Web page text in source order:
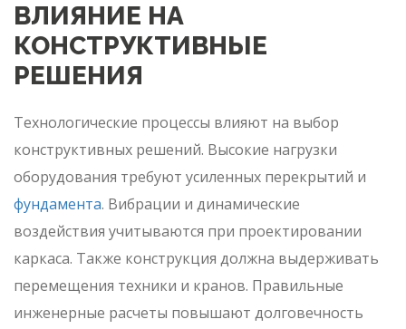
ВЛИЯНИЕ НА
КОНСТРУКТИВНЫЕ
РЕШЕНИЯ
Технологические процессы влияют на выбор
конструктивных решений. Высокие нагрузки
оборудования требуют усиленных перекрытий и
фундамента. Вибрации и динамические
воздействия учитываются при проектировании
каркаса. Также конструкция должна выдерживать
перемещения техники и кранов. Правильные
инженерные расчеты повышают долговечность